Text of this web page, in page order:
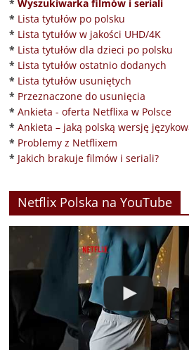
* Wyszukiwarka filmów i seriali
* Lista tytułów po polsku
* Lista tytułów w jakości UHD/4K
* Lista tytułów dla dzieci po polsku
* Lista tytułów ostatnio dodanych
* Lista tytułów usuniętych
* Przeznaczone do usunięcia
* Ankieta - oferta Netflixa w Polsce
* Ankieta – jaką polską wersję
* Problemy z Netflixem
* Jakich brakuje filmów i seriali?
Netflix Polska na YouTube